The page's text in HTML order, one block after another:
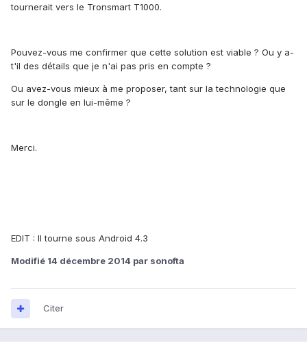
tournerait vers le Tronsmart T1000.
Pouvez-vous me confirmer que cette solution est viable ? Ou y a-
t'il des détails que je n'ai pas pris en compte ?
Ou avez-vous mieux à me proposer, tant sur la technologie que
sur le dongle en lui-même ?
Merci.
EDIT : Il tourne sous Android 4.3
Modifié 14 décembre 2014 par sonofta
Citer